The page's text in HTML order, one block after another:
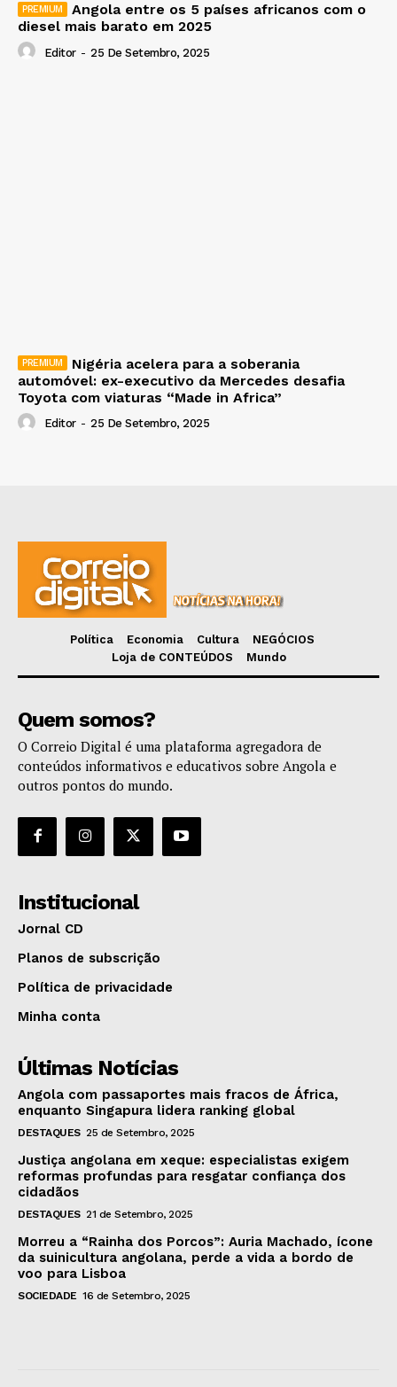
Angola entre os 5 países africanos com o
diesel mais barato em 2025
Editor - 25 De Setembro, 2025
Nigéria acelera para a soberania
automóvel: ex-executivo da Mercedes desafia
Toyota com viaturas “Made in Africa”
Editor - 25 De Setembro, 2025
Política Economia Cultura
NEGÓCIOS
Loja de CONTEÚDOS
Mundo
Quem somos?
O Correio Digital é uma plataforma agregadora de
conteúdos informativos e educativos sobre Angola e
outros pontos do mundo.
Institucional
Jornal CD
Planos de subscrição
Política de privacidade
Minha conta
Últimas Notícias
Angola com passaportes mais fracos de África,
enquanto Singapura lidera ranking global
DESTAQUES 25 de Setembro, 2025
Justiça angolana em xeque: especialistas exigem
reformas profundas para resgatar confiança dos
cidadãos
DESTAQUES 21 de Setembro, 2025
Morreu a “Rainha dos Porcos”: Auria Machado, ícone
da suinicultura angolana, perde a vida a bordo de
voo para Lisboa
SOCIEDADE 16 de Setembro, 2025